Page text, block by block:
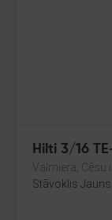
Hilti 3/16
Valmiera, Cēsu
Stāvoklis